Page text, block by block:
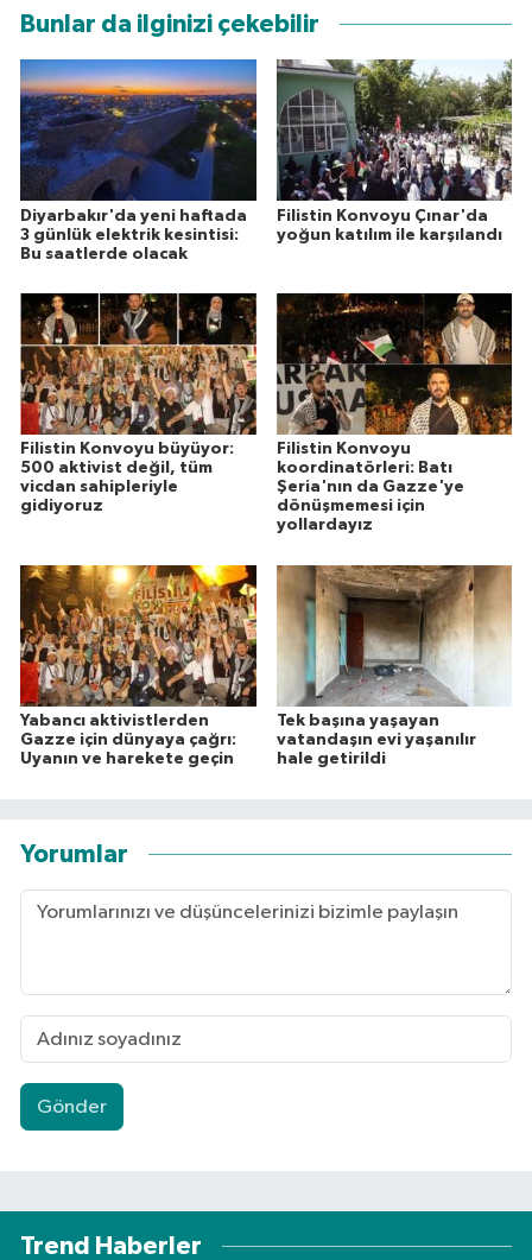
Bunlar da ilginizi çekebilir
Diyarbakır'da yeni haftada
3 günlük elektrik kesintisi:
Bu saatlerde olacak
Filistin Konvoyu Çınar'da
yoğun katılım ile karşılandı
Filistin Konvoyu büyüyor:
500 aktivist değil, tüm
vicdan sahipleriyle
gidiyoruz
Filistin Konvoyu
koordinatörleri: Batı
Şeria'nın da Gazze'ye
dönüşmemesi için
yollardayız
Yabancı aktivistlerden
Gazze için dünyaya çağrı:
Uyanın ve harekete geçin
Tek başına yaşayan
vatandaşın evi yaşanılır
hale getirildi
Yorumlar
Gönder
Trend Haberler